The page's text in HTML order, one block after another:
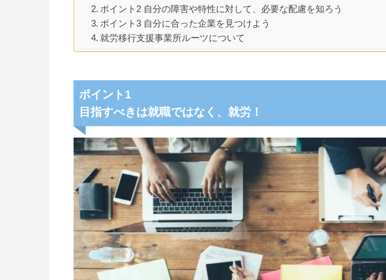
ポイント2 自分の障害や特性に対して、必要な配慮を知ろう
ポイント3 自分に合った企業を見つけよう
就労移行支援事業所ルーツについて
ポイント1
目指すべきは就職ではなく、就労！